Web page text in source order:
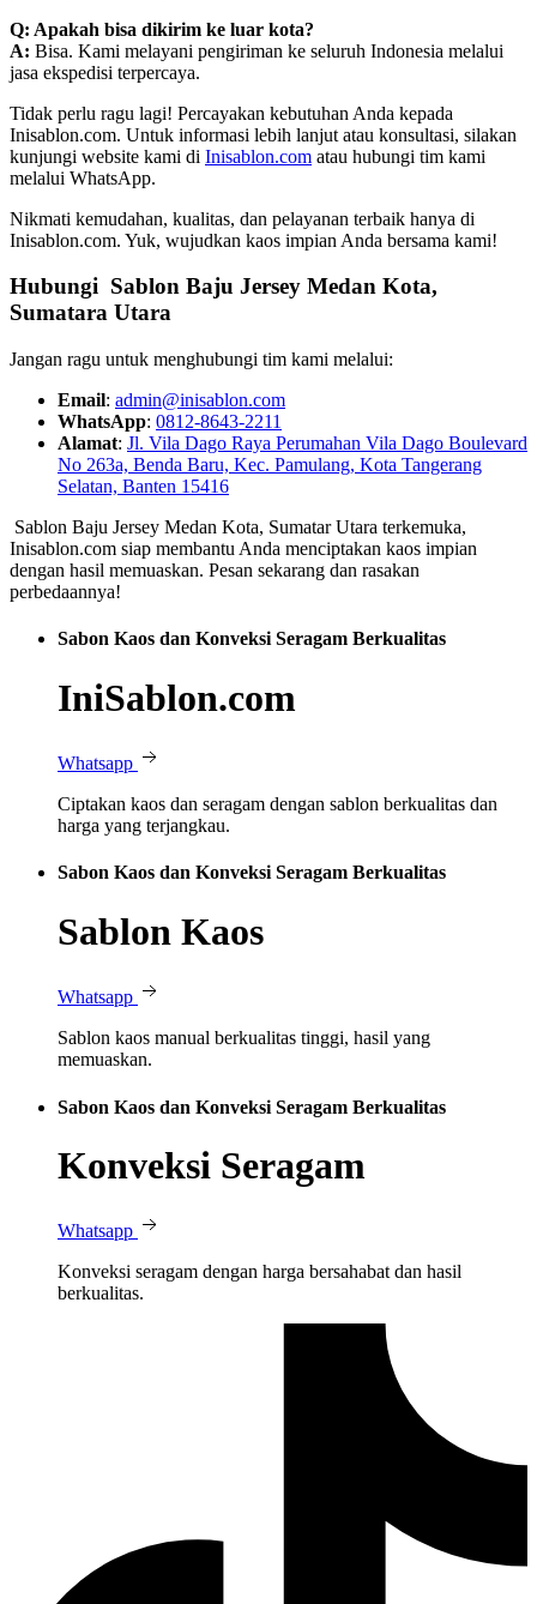
Q: Apakah bisa dikirim ke luar kota?
A: Bisa. Kami melayani pengiriman ke seluruh Indonesia melalui
jasa ekspedisi terpercaya.
Tidak perlu ragu lagi! Percayakan kebutuhan Anda kepada
Inisablon.com. Untuk informasi lebih lanjut atau konsultasi, silakan
kunjungi website kami di Inisablon.com atau hubungi tim kami
melalui WhatsApp.
Nikmati kemudahan, kualitas, dan pelayanan terbaik hanya di
Inisablon.com. Yuk, wujudkan kaos impian Anda bersama kami!
Hubungi Sablon Baju Jersey Medan Kota,
Sumatara Utara
Jangan ragu untuk menghubungi tim kami melalui:
Email: admin@inisablon.com
WhatsApp: 0812-8643-2211
Alamat: Jl. Vila Dago Raya Perumahan Vila Dago Boulevard
No 263a, Benda Baru, Kec. Pamulang, Kota Tangerang
Selatan, Banten 15416
Sablon Baju Jersey Medan Kota, Sumatar Utara terkemuka,
Inisablon.com siap membantu Anda menciptakan kaos impian
dengan hasil memuaskan. Pesan sekarang dan rasakan
perbedaannya!
Sabon Kaos dan Konveksi Seragam Berkualitas
IniSablon.com
Whatsapp
Ciptakan kaos dan seragam dengan sablon berkualitas dan
harga yang terjangkau.
Sabon Kaos dan Konveksi Seragam Berkualitas
Sablon Kaos
Whatsapp
Sablon kaos manual berkualitas tinggi, hasil yang
memuaskan.
Sabon Kaos dan Konveksi Seragam Berkualitas
Konveksi Seragam
Whatsapp
Konveksi seragam dengan harga bersahabat dan hasil
berkualitas.